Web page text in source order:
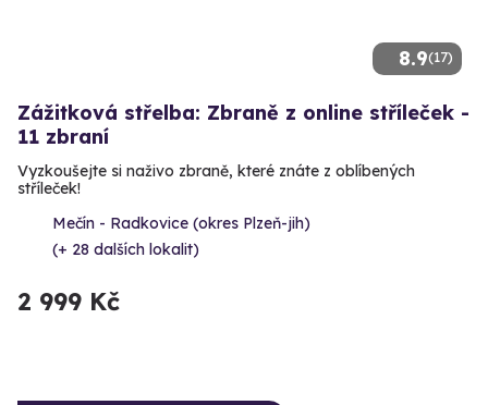
8.9(17)
Zážitková střelba: Zbraně z online stříleček -
11 zbraní
Vyzkoušejte si naživo zbraně, které znáte z oblíbených
stříleček!
Mečín - Radkovice (okres Plzeň-jih)
(+ 28 dalších lokalit)
2 999 Kč